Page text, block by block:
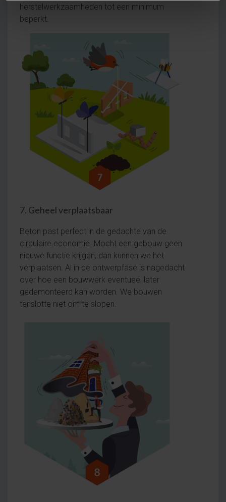
herstelwerkzaamheden tot een minimum
beperkt.
7. Geheel verplaatsbaar
Beton past perfect in de gedachte van de
circulaire economie. Mocht een gebouw geen
nieuwe functie krijgen, dan kunnen we het
verplaatsen. Al in de ontwerpfase is nagedacht
over hoe een bouwwerk eventueel later
gedemonteerd kan worden. We bouwen
tenslotte niet om te slopen.